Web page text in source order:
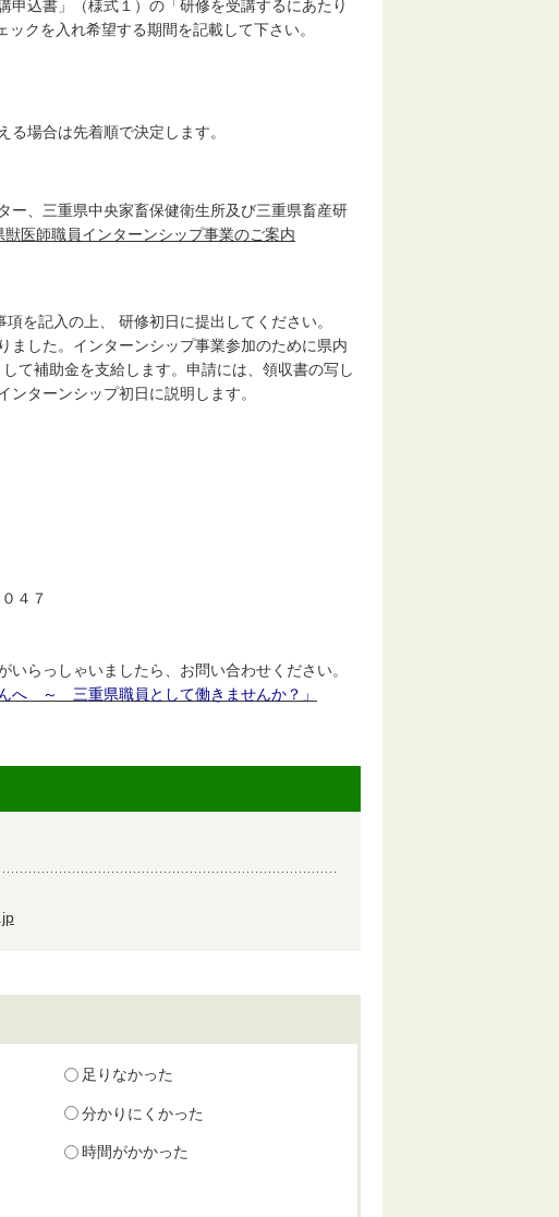
申込書」（様式１）の「研修を受講するにあたり
クを入れ希望する期間を記載して下さい。
場合は先着順で決定します。
、三重県中央家畜保健衛生所及び三重県畜産研
医師職員インターンシップ事業のご案内
項を記入の上、 研修初日に提出してください。
した。インターンシップ事業参加のために県内
て補助金を支給します。申請には、領収書の写し
ンターンシップ初日に説明します。
４７
らっしゃいましたら、お問い合わせください。
んへ ～ 三重県職員として働きませんか？」
足りなかった
分かりにくかった
時間がかかった